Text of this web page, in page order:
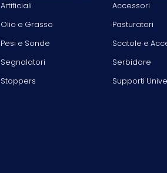
Artificiali
Accessori
Olio e Grasso
Pasturatori
Pesi e Sonde
Scatole e
Segnalatori
Serbidore
Stoppers
Supporti